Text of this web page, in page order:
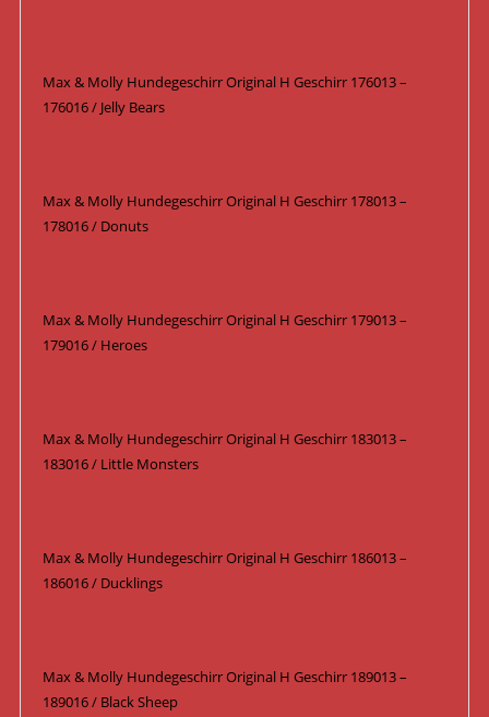
Max & Molly Hundegeschirr Original H Geschirr 176013 –
176016 / Jelly Bears
Max & Molly Hundegeschirr Original H Geschirr 178013 –
178016 / Donuts
Max & Molly Hundegeschirr Original H Geschirr 179013 –
179016 / Heroes
Max & Molly Hundegeschirr Original H Geschirr 183013 –
183016 / Little Monsters
Max & Molly Hundegeschirr Original H Geschirr 186013 –
186016 / Ducklings
Max & Molly Hundegeschirr Original H Geschirr 189013 –
189016 / Black Sheep